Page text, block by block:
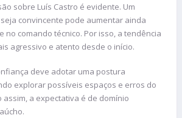
sobre Luís Castro é evidente. Um
convincente pode aumentar ainda
no comando técnico. Por isso, a tendência
agressivo e atento desde o início.
deve adotar uma postura
explorar possíveis espaços e erros do
assim, a expectativa é de domínio